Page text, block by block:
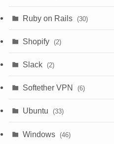
(1)
(3)
Ruby on Rails (30)
Shopify (2)
Slack (2)
Softether VPN (6)
Ubuntu (33)
Windows (46)